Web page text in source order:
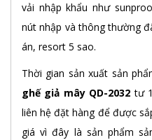
vải nhập khẩu như
nút nhập và thông thường
án, resort 5 sao.
Thời gian sản xuất sản
ghế giả mây QD-2032 tư
liên hệ đặt hàng để được
giá vì đây là sản phẩm